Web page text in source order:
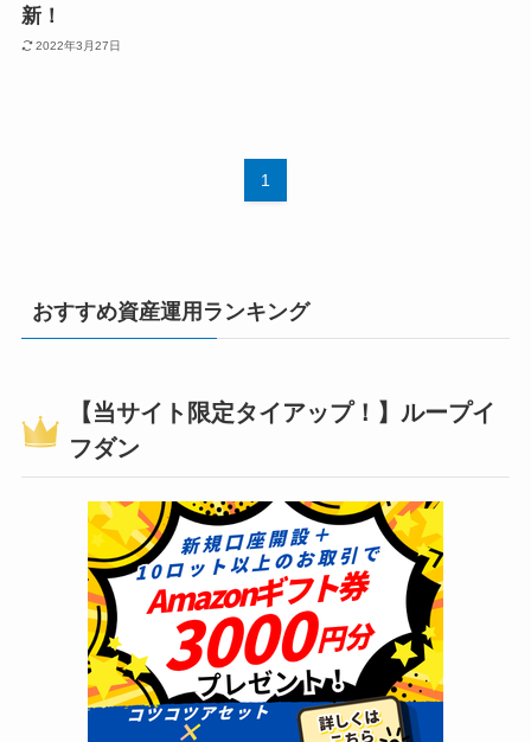
新！
2022年3月27日
1
おすすめ資産運用ランキング
【当サイト限定タイアップ！】ループイ
フダン